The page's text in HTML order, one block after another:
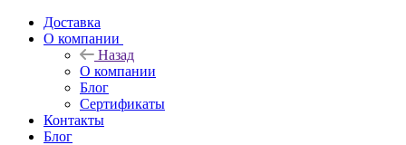
Доставка
О компании
Назад
О компании
Блог
Сертификаты
Контакты
Блог